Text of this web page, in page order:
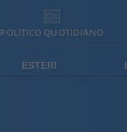
POLITICO QUOTIDIANO
ESTERI